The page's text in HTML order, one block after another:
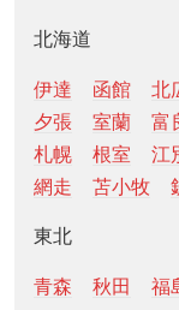
北海道
伊達 函館 北
夕張
室蘭 富
札幌
根室 江
網走
苫小牧
東北
青森 秋田 福